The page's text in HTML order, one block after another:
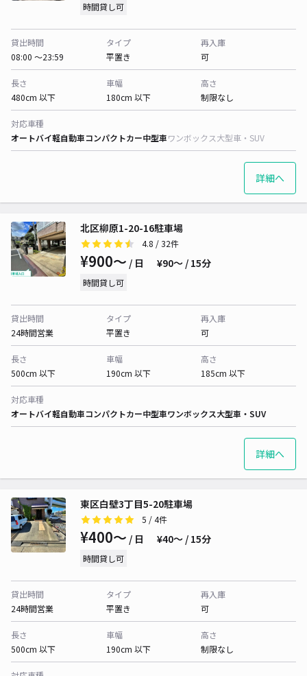
時間貸し可
貸出時間
08:00 〜23:59
タイプ
平置き
再入庫
可
長さ
480cm 以下
車幅
180cm 以下
高さ
制限なし
対応車種
オートバイ軽自動車コンパクトカー中型車ワンボックス大型車・SUV
詳細へ
北区柳原1-20-16駐車場
4.8 / 32件
¥900〜 / 日 ¥90〜 / 15分
時間貸し可
貸出時間
24時間営業
タイプ
平置き
再入庫
可
長さ
500cm 以下
車幅
190cm 以下
高さ
185cm 以下
対応車種
オートバイ軽自動車コンパクトカー中型車ワンボックス大型車・SUV
詳細へ
東区白壁3丁目5-20駐車場
5 / 4件
¥400〜 / 日 ¥40〜 / 15分
時間貸し可
貸出時間
24時間営業
タイプ
平置き
再入庫
可
長さ
500cm 以下
車幅
190cm 以下
高さ
制限なし